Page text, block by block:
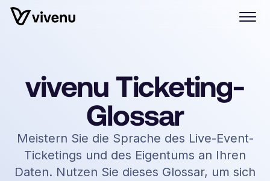
vivenu Ticketing-
Glossar
Meistern Sie die Sprache des Live-Event-
Ticketings und des Eigentums an Ihren
Daten. Nutzen Sie dieses Glossar, um sich